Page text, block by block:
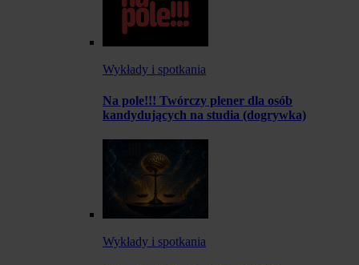
Wykłady i spotkania
Na pole!!! Twórczy plener dla osób
kandydujących na studia (dogrywka)
Wykłady i spotkania